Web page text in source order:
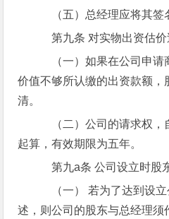
（五）总经理应将其签
第九条 对实物出资估价
（一）如果在公司申请
价值不够所认缴的出资款额
清。
（二）公司的请求权，
起算，有效期限为五年。
第九a条 公司设立时股
（一） 若为了达到设
述，则公司的股东与总经理